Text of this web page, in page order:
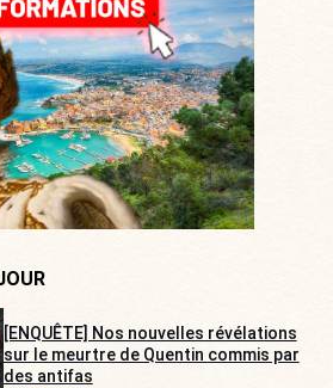
[ENQUÊTE] Nos nouvelles révélations
sur le meurtre de Quentin commis par
des antifas